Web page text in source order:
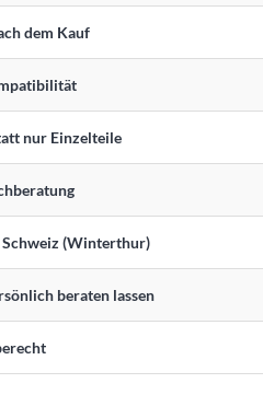
dem Kauf
nur Einzelteile
Schweiz (Winterthur)
beraten lassen